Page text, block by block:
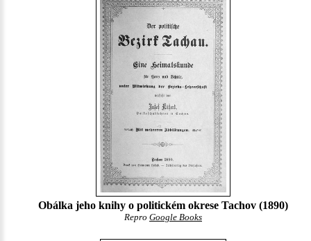
Obálka jeho knihy o politickém okrese Tachov (1890)
Repro Google Books